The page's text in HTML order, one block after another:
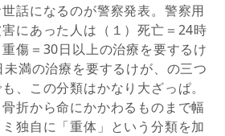
話になるのが警察発表。警察用
にあった人は（１）死亡＝24時
傷＝30日以上の治療を要するけ
満の治療を要するけが、の三つ
、この分類はかなり大ざっぱ。
折から命にかかわるものまで幅
独自に「重体」という分類を加